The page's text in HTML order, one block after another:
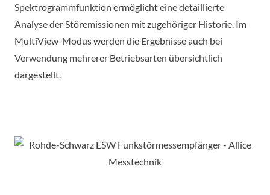
Spektrogrammfunktion ermöglicht eine detaillierte
Analyse der Störemissionen mit zugehöriger Historie. Im
MultiView-Modus werden die Ergebnisse auch bei
Verwendung mehrerer Betriebsarten übersichtlich
dargestellt.